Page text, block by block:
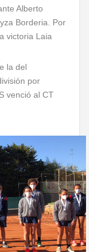
Alberto
Borderia. Por
victoria Laia
la del
por
venció al CT